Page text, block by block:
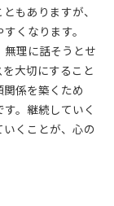
もありますが、
くなります。
無理に話そうとせ
大切にすること
係を築くため
。継続していく
くことが、心の